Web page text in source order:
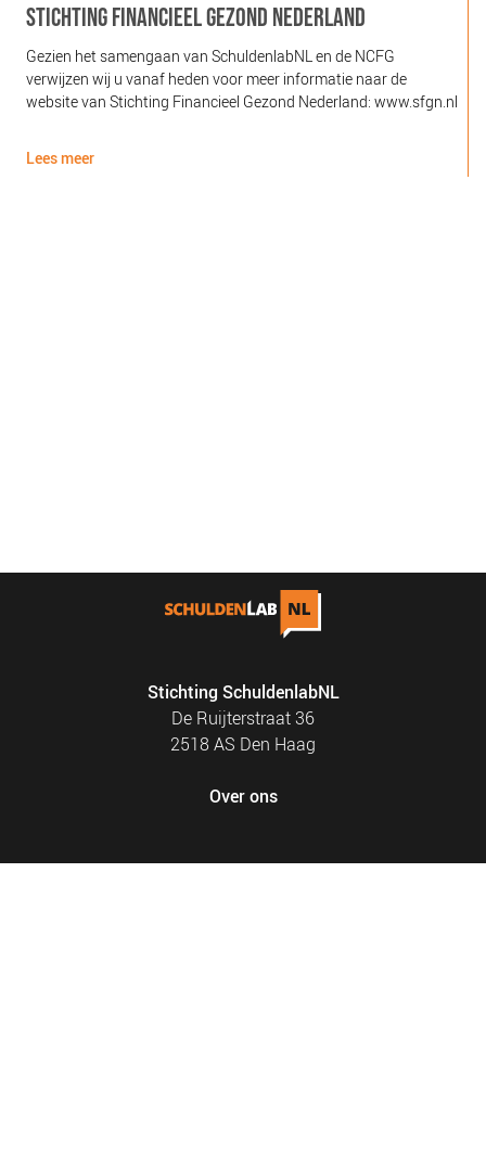
STICHTING FINANCIEEL GEZOND NEDERLAND
Gezien het samengaan van SchuldenlabNL en de NCFG
verwijzen wij u vanaf heden voor meer informatie naar de
website van Stichting Financieel Gezond Nederland: www.sfgn.nl
Lees meer
Stichting SchuldenlabNL
De Ruijterstraat 36
2518 AS Den Haag
Over ons